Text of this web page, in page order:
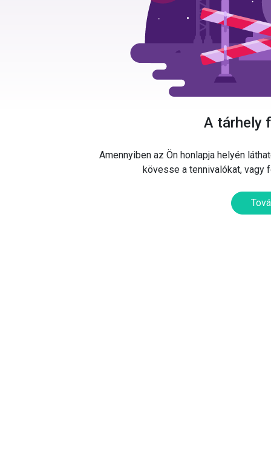
A tárhely
Amennyiben az Ön honlapja helyén
kövesse a tennivalókat, vagy